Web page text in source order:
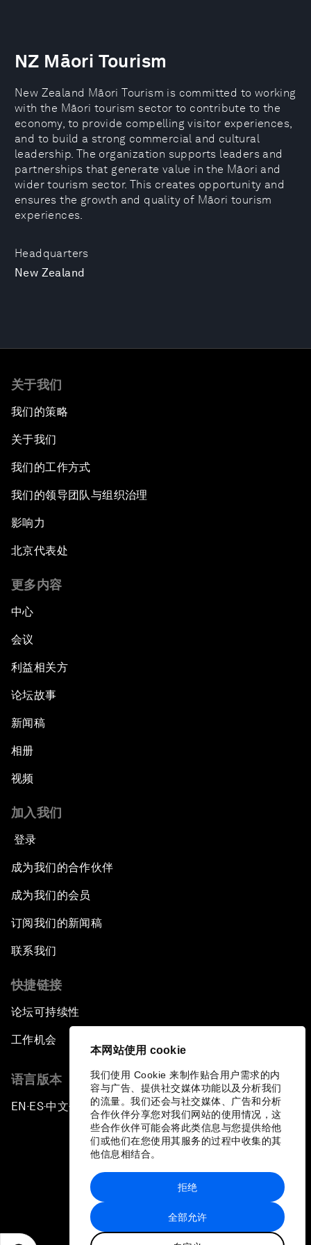
本网站使用 cookie
我们使用 Cookie 来制作贴合用户需求的内
容与广告、提供社交媒体功能以及分析我们
的流量。我们还会与社交媒体、广告和分析
合作伙伴分享您对我们网站的使用情况，这
些合作伙伴可能会将此类信息与您提供给他
们或他们在您使用其服务的过程中收集的其
他信息相结合。
全部允许
拒绝
Headquarters
New Zealand
NZ Māori Tourism
New Zealand Māori Tourism is committed to working
with the Māori tourism sector to contribute to the
economy, to provide compelling visitor experiences,
and to build a strong commercial and cultural
leadership. The organization supports leaders and
partnerships that generate value in the Māori and
wider tourism sector. This creates opportunity and
ensures the growth and quality of Māori tourism
experiences.
关于我们
我们的策略
关于我们
我们的工作方式
我们的领导团队与组织治理
影响力
北京代表处
更多内容
中心
会议
利益相关方
论坛故事
新闻稿
相册
视频
加入我们
登录
成为我们的合作伙伴
成为我们的会员
订阅我们的新闻稿
联系我们
快捷链接
论坛可持续性
工作机会
语言版本
EN ▪ES▪中文▪ 日本語
站点地图